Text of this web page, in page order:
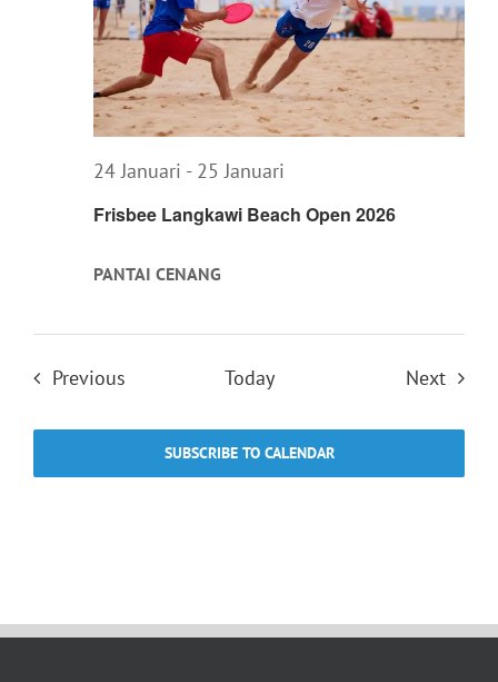
Frisbee Langkawi Beach Open 2026
24 Januari - 25 Januari
PANTAI CENANG
PreviousEvents Today Next
SUBSCRIBE TO CALENDAR